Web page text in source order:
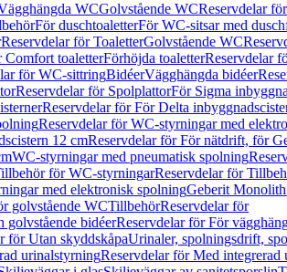
WCGolvstående WCReservdelar
För duschtoaletterFör WC-sitsar med
Reservdelar för ToaletterGolvstående WC
Comfort toaletterFörhöjda toaletterReservdelar
för WC-sittringBidéerVägghängda bidéer
Reservdelar för SpolplattorFör Sigma
Reservdelar för För Delta
Reservdelar för WC-styrningar med
12 cmReservdelar för För nätdrift, för
WC-styrningar med pneumatisk spolning
för WC-styrningarReservdelar för
med elektronisk spolningGeberit
golvstående WCTillbehörReservdelar för
golvstående bidéerReservdelar för För
för Utan skyddskåpaUrinaler, spolningsdrift,
urinalstyrningReservdelar för Med integrerad